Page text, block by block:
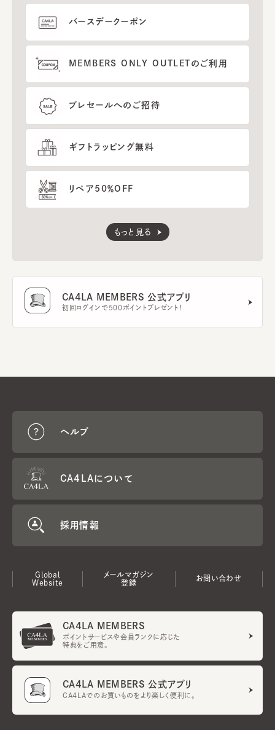
バースデークーポン
MEMBERS ONLY OUTLETのご利用
プレセールへのご招待
ギフトラッピング無料
リペア50％OFF
もっと見る
CA4LA MEMBERS 公式アプリ
初回ログインで500ポイントプレゼント！
ヘルプ
CA4LAについて
採用情報
Global
Website
メールマガジン
登録
お問い合わせ
CA4LA MEMBERS
ポイントサービスや会員ランクに応じた
特典をご用意。
CA4LA MEMBERS 公式アプリ
CA4LAでのお買いものをより楽しく便利に。